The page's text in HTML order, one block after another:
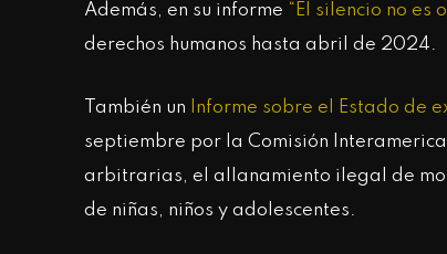
Además, en su informe “El silencio no es
derechos humanos hasta abril de 2024.
También un Informe sobre el Estado de
septiembre por la Comisión
arbitrarias, el allanamiento ilegal de
de niñas, niños y adolescentes.